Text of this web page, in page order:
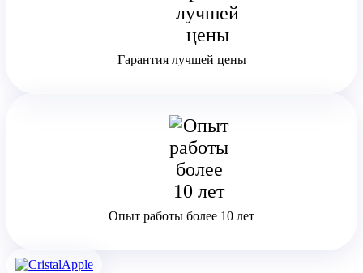
Гарантия лучшей цены
Опыт работы более 10 лет